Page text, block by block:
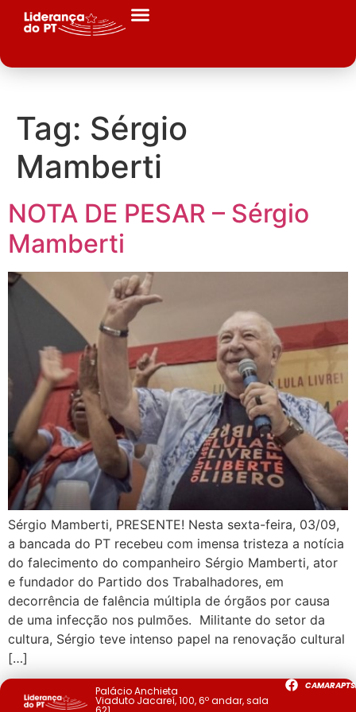
Tag: Sérgio
Mamberti
NOTA DE PESAR – Sérgio
Mamberti
Sérgio Mamberti, PRESENTE! Nesta sexta-feira, 03/09,
a bancada do PT recebeu com imensa tristeza a notícia
do falecimento do companheiro Sérgio Mamberti, ator
e fundador do Partido dos Trabalhadores, em
decorrência de falência múltipla de órgãos por causa
de uma infecção nos pulmões. Militante do setor da
cultura, Sérgio teve intenso papel na renovação cultural
[…]
Palácio Anchieta
Viaduto Jacareí, 100, 6º andar, sala